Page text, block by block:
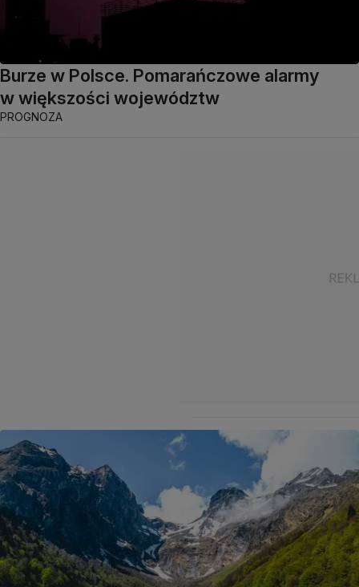
Burze w Polsce. Pomarańczowe alarmy
w większości województw
PROGNOZA